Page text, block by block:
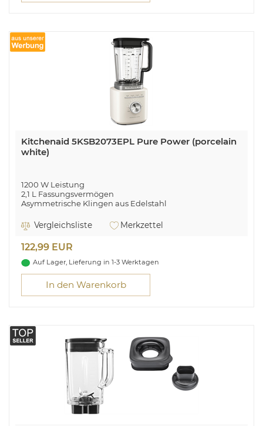
Kitchenaid 5KSB2073EPL Pure Power (porcelain
white)
1200 W Leistung
2,1 L Fassungsvermögen
Asymmetrische Klingen aus Edelstahl
Präziser Geschwindigkeitsregler + Impuls-Funktion
Vergleichsliste Merkzettel
122,99 EUR
Auf Lager, Lieferung in 1-3 Werktagen
In den Warenkorb